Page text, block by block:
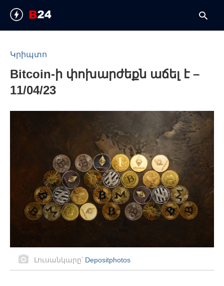
Կրիպտո
Bitcoin-ի փոխարժեքն աճել է –
11/04/23
Լուսանկարը՝ Depositphotos